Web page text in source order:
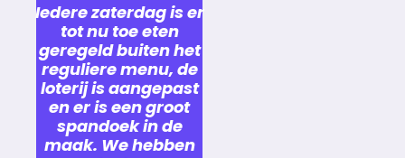
Iedere zaterdag is er
tot nu toe eten
geregeld buiten het
reguliere menu, de
loterij is aangepast
en er is een groot
spandoek in de
maak. We hebben